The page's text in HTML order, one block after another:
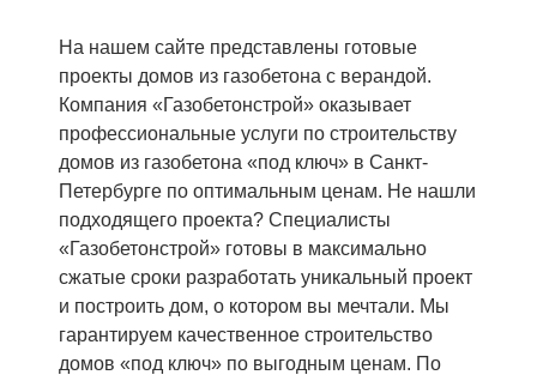
На нашем сайте представлены готовые
проекты домов из газобетона с верандой.
Компания «Газобетонстрой» оказывает
профессиональные услуги по строительству
домов из газобетона «под ключ» в Санкт-
Петербурге по оптимальным ценам. Не нашли
подходящего проекта? Специалисты
«Газобетонстрой» готовы в максимально
сжатые сроки разработать уникальный проект
и построить дом, о котором вы мечтали. Мы
гарантируем качественное строительство
домов «под ключ» по выгодным ценам. По